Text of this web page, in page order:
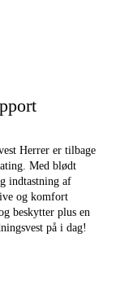
Herrer er tilbage
Med blødt
indtastning af
og komfort
beskytter plus en
på i dag!